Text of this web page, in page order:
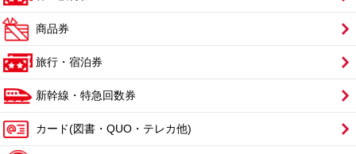
商品券
旅行・宿泊券
新幹線・特急回数券
カード(図書・QUO・テレカ他)